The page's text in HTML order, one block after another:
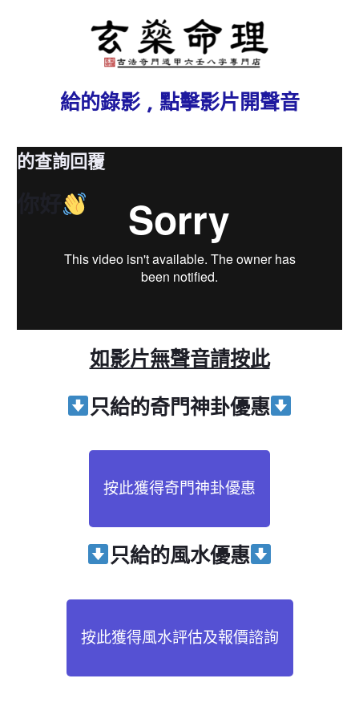
給的錄影 , 點擊影片開聲音
的查詢回覆
如影片無聲音請按此
只給的奇門神卦優惠
按此獲得奇門神卦優惠
只給的風水優惠
按此獲得風水評估及報價諮詢